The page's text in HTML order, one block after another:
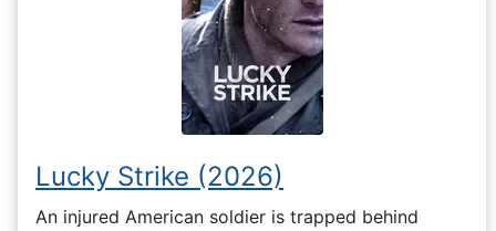
Lucky Strike (2026)
An injured American soldier is trapped behind